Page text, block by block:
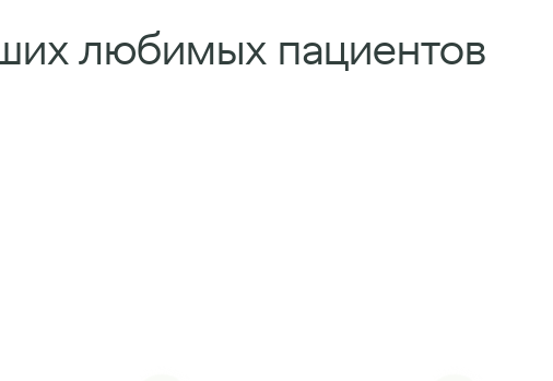
любимых пациентов